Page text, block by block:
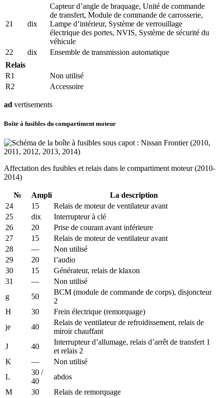
21 dix
Capteur d’angle de braquage, Unité de commande
de transfert, Module de commande de carrosserie,
Lampe d’intérieur, Système de verrouillage
électrique des portes, NVIS, Système de sécurité du
véhicule
22
dix
Ensemble de transmission automatique
Relais
R1
Non utilisé
R2
Accessoire
ad vertisements
Boîte à fusibles du compartiment moteur
Affectation des fusibles et relais dans le compartiment moteur (2010-
2014)
№ Ampli
La description
24
15
Relais de moteur de ventilateur avant
25
dix
Interrupteur à clé
26
20
Prise de courant avant inférieure
27
15
Relais de moteur de ventilateur avant
28
—
Non utilisé
29
20
l’audio
30
15
Générateur, relais de klaxon
31
—
Non utilisé
g
50
BCM (module de commande de corps), disjoncteur
2
H
30
Frein électrique (remorquage)
je
40
Relais de ventilateur de refroidissement, relais de
miroir chauffant
J
40
Interrupteur d’allumage, relais d’arrêt de transfert 1
et relais 2
K
—
Non utilisé
L
30 /
40
abdos
M
30
Relais de remorquage